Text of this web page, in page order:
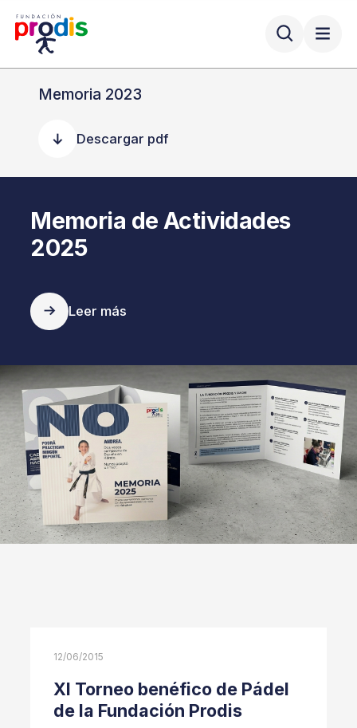
Memoria 2023
Descargar pdf
Memoria de Actividades
2025
Leer más
12/06/2015
XI Torneo benéfico de Pádel
de la Fundación Prodis